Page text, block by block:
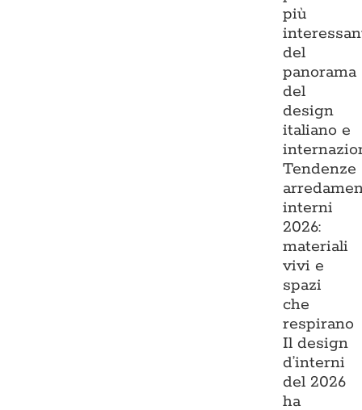
più
del
panorama
del
design
italiano e
Tendenze
interni
2026:
materiali
vivi e
spazi
che
respirano
Il design
d’interni
del 2026
ha